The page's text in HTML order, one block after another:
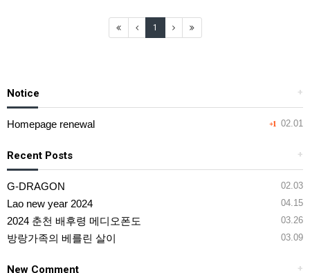
1
+
Notice
+1 02.01
Homepage renewal
+
Recent Posts
02.03
G-DRAGON
04.15
Lao new year 2024
03.26
2024 춘천 배후령 메디오폰도
03.09
방랑가족의 베를린 살이
+
New Comment